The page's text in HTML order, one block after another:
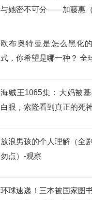
与她密不可分——加藤惠
欧布奥特曼是怎么黑化
式，你希望是哪一种？ 全
海贼王1065集：大妈被
白眼，索隆看到真正的死
放浪男孩的个人理解（全
勿点）-观察
环球速递！三本被国家图